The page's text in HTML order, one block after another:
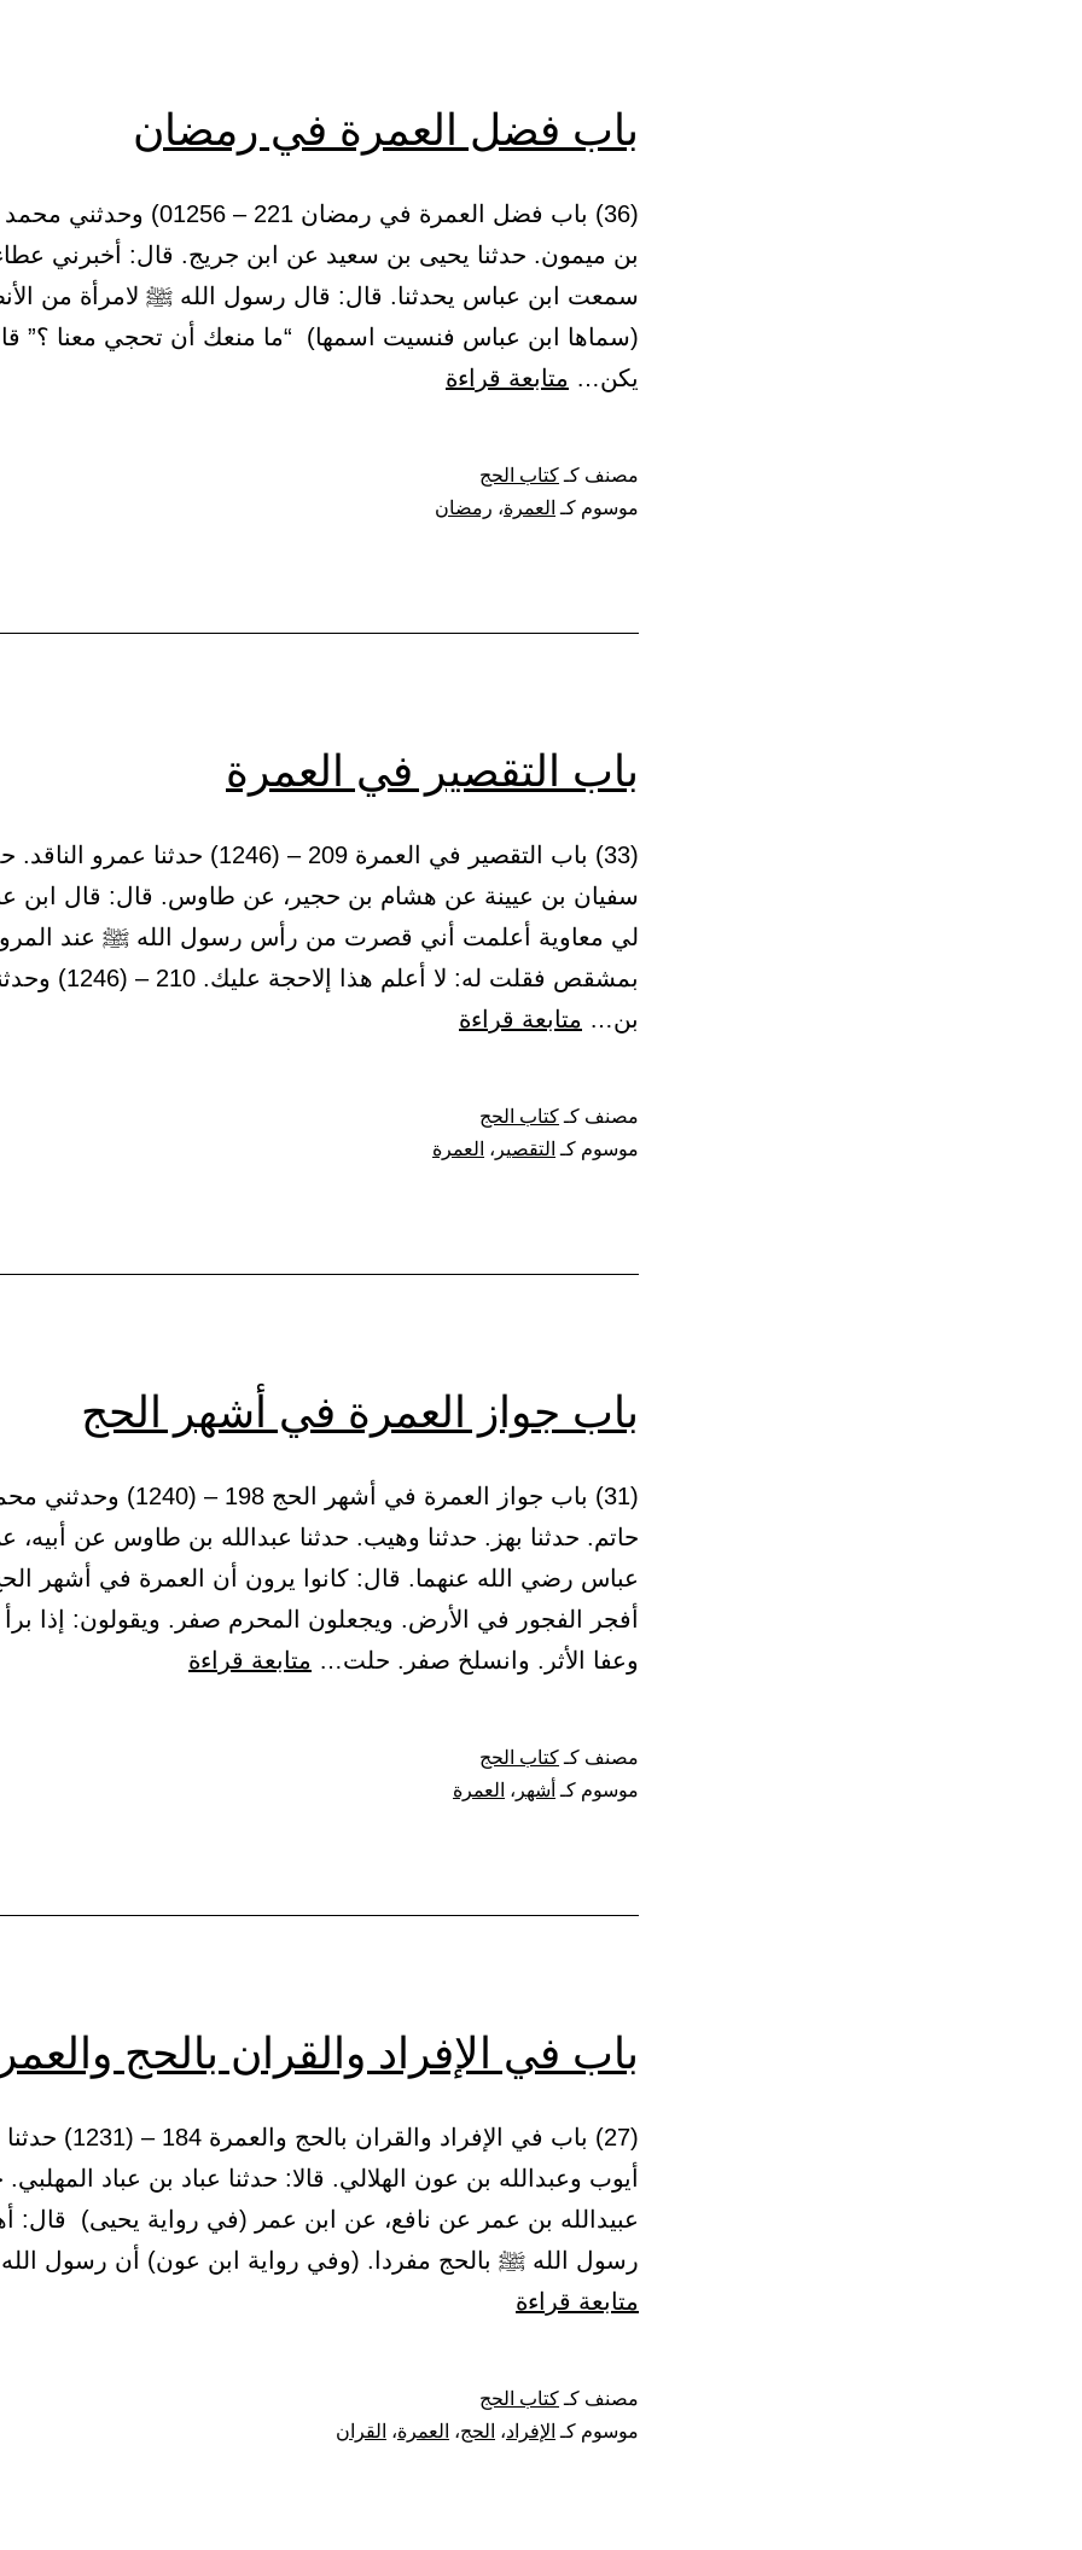
الحج
باب فضل العمرة في رمضان
(36) باب فضل العمرة في رمضان 221 –
بن ميمون. حدثنا يحيى بن سعيد عن ابن جريج. قال: أخبرني
سمعت ابن عباس يحدثنا. قال: قال رسول الله ﷺ لامرأة من
(سماها ابن عباس فنسيت اسمها) “ما منعك أن تحجي معنا ؟”
يكن… متابعة قراءة
في
مصنف كـ كتاب الحج
موسوم كـ العمرة، رمضان
باب التقصير في العمرة
(33) باب التقصير في العمرة 209 – (1246) حدثنا عمرو
سفيان بن عيينة عن هشام بن حجير، عن طاوس. قال: قال ابن
لي معاوية أعلمت أني قصرت من رأس رسول الله ﷺ عند
بمشقص فقلت له: لا أعلم
بن… متابعة قراءة
العمرة
مصنف كـ كتاب الحج
موسوم كـ التقصير ، العمرة
باب جواز العمرة في أشهر الحج
(31) باب جواز العمرة في أشهر الحج 198 –
حاتم. حدثنا بهز. حدثنا وهيب. حدثنا عبدالله بن طاوس عن أبيه،
عباس رضي الله عنهما. قال: كانوا يرون أن العمرة في أشهر
أفجر الفجور في الأرض. ويجعلون المحرم صفر. ويقولون: إذا برأ
وعفا الأثر. وانسلخ صفر. حلت… متابعة قراءة
مصنف كـ كتاب الحج
موسوم كـ أشهر ، العمرة
باب في الإفراد والقران بالحج
(27) باب في الإفراد والقران
أيوب وعبدالله بن عون الهلالي. قالا: حدثنا عباد بن عباد المهلبي.
عبيدالله بن عمر عن نافع، عن ابن عمر (في رواية يحيى) قال:
رسول الله ﷺ بالحج مفردا. (وفي رواية ابن عون) أن رسول
متابعة قراءة
والقران
مصنف كـ كتاب الحج
موسوم كـ الإفراد، الحج، العمرة، القران